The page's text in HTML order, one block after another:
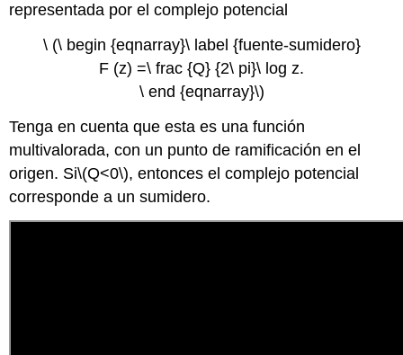
representada por el complejo potencial
\ (\ begin {eqnarray}\ label {fuente-sumidero}
F (z) =\ frac {Q} {2\ pi}\ log z.
\ end {eqnarray}\)
Tenga en cuenta que esta es una función
multivalorada, con un punto de ramificación en el
origen. Si\(Q<0\), entonces el complejo potencial
corresponde a un sumidero.